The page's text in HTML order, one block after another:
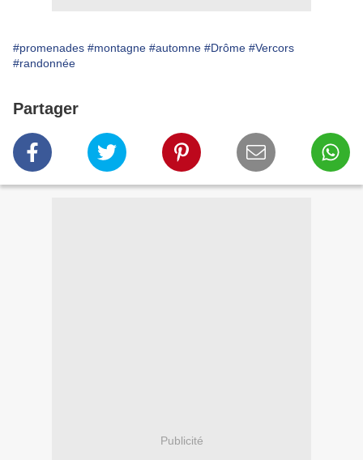
#promenades #montagne #automne #Drôme #Vercors
#randonnée
Partager
Publicité